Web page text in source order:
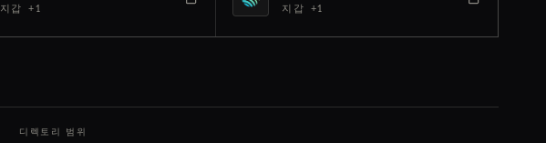
지갑 +1 지갑 +1
디렉토리 범위